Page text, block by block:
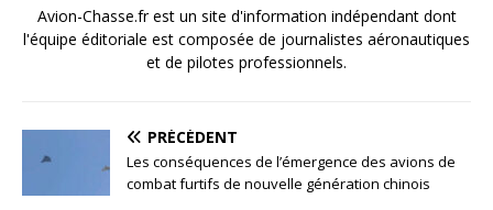
Avion-Chasse.fr est un site d'information indépendant dont
l'équipe éditoriale est composée de journalistes aéronautiques
et de pilotes professionnels.
PRÉCÉDENT
Les conséquences de l’émergence des avions de
combat furtifs de nouvelle génération chinois